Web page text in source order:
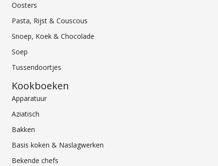
Oosters
Pasta, Rijst & Couscous
Snoep, Koek & Chocolade
Soep
Tussendoortjes
Kookboeken
Apparatuur
Aziatisch
Bakken
Basis koken & Naslagwerken
Bekende chefs